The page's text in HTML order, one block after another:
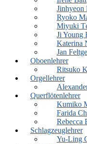
Jinhyeon
Ryoko
Miyuki
Ji Young
Katerina
Jan
Oboenlehrer
Ritsuko
Orgellehrer
Querflötenlehrer
Kumiko
Farida
Rebecca
Schlagzeuglehrer
Yu-Ling